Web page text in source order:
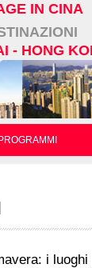
IN CINA
- HONG
i